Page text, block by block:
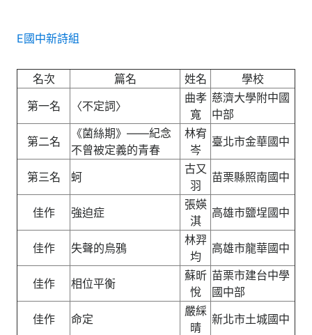
E國中新詩組
名次 篇名 姓名
學校
第一名
〈不定詞〉
曲孝
寬
慈濟大學附中國
中部
第二名
《菌絲期》——紀念
不曾被定義的青春
林宥
岑
臺北市金華國中
第三名 蚵
古又
羽
苗栗縣照南國中
佳作 強迫症
張媖
淇
高雄市鹽埕國中
佳作 失聲的烏鴉
林羿
均
高雄市龍華國中
佳作 相位平衡
蘇昕
悅
苗栗市建台中學
國中部
佳作
命定
嚴綵
晴
新北市土城國中